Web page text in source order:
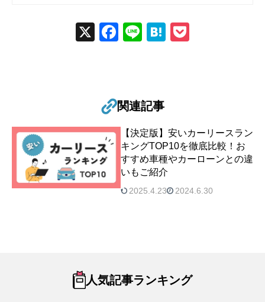
X
Fac
Line
Hat
関連記事
【決定版】安いカーリースラン
キングTOP10を徹底比較！お
すすめ車種やカーローンとの違
いもご紹介
2025.4.23 2024.6.30
人気記事ランキング